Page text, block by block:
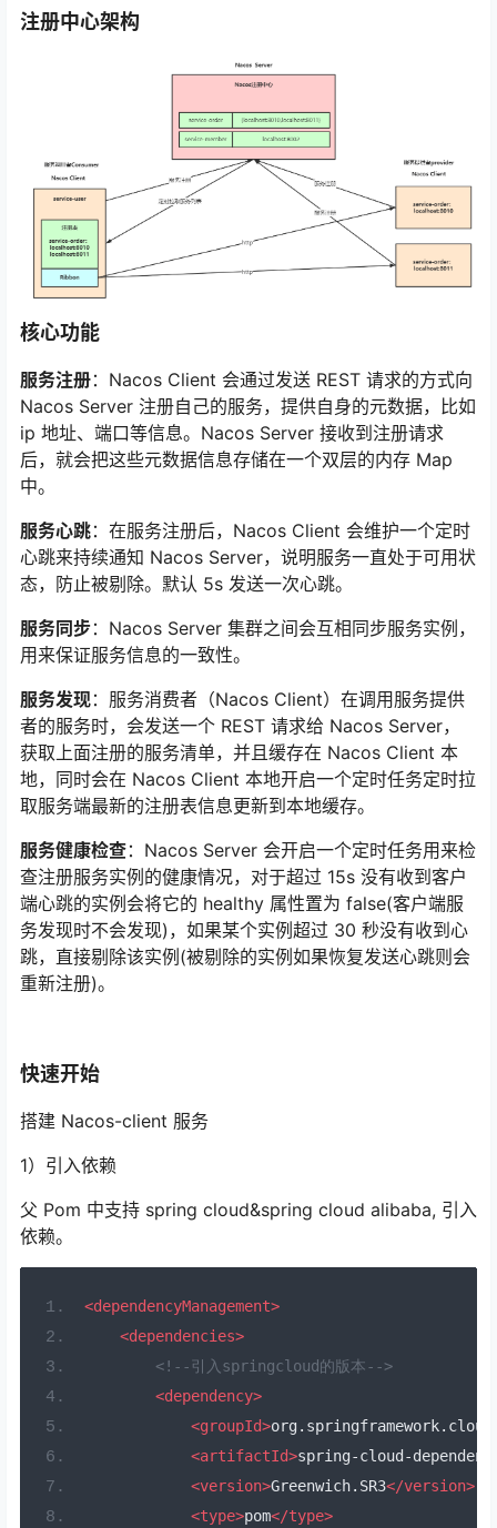
注册中心架构
核心功能
服务注册：Nacos Client 会通过发送 REST 请求的方式向
Nacos Server 注册自己的服务，提供自身的元数据，比如
ip 地址、端口等信息。Nacos Server 接收到注册请求
后，就会把这些元数据信息存储在一个双层的内存 Map
中。
服务心跳：在服务注册后，Nacos Client 会维护一个定时
心跳来持续通知 Nacos Server，说明服务一直处于可用状
态，防止被剔除。默认 5s 发送一次心跳。
服务同步：Nacos Server 集群之间会互相同步服务实例，
用来保证服务信息的一致性。
服务发现：服务消费者（Nacos Client）在调用服务提供
者的服务时，会发送一个 REST 请求给 Nacos Server，
获取上面注册的服务清单，并且缓存在 Nacos Client 本
地，同时会在 Nacos Client 本地开启一个定时任务定时拉
取服务端最新的注册表信息更新到本地缓存。
服务健康检查：Nacos Server 会开启一个定时任务用来检
查注册服务实例的健康情况，对于超过 15s 没有收到客户
端心跳的实例会将它的 healthy 属性置为 false(客户端服
务发现时不会发现)，如果某个实例超过 30 秒没有收到心
跳，直接剔除该实例(被剔除的实例如果恢复发送心跳则会
重新注册)。
快速开始
搭建 Nacos-client 服务
1）引入依赖
父 Pom 中支持 spring cloud&spring cloud alibaba, 引入
依赖。
<dependencyManagement>
<dependencies>
<!--引入springcloud的版本-->
<dependency>
<groupId>org.springframework.cloud
<artifactId>spring-cloud-
<version>Greenwich.SR3</version>
<type>pom</type>